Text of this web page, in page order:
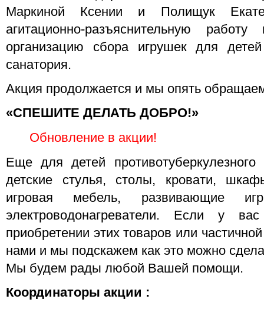
Маркиной Ксении и Полищук
агитационно-разъяснительную
организацию сбора игрушек для детей
санатория.
Акция продолжается и мы опять
«СПЕШИТЕ ДЕЛАТЬ ДОБРО!»
Обновление в акции!
Еще для детей
детские стулья, столы, кровати,
игровая мебель, развивающие
электроводонагреватели. Если у
приобретении этих товаров или
нами и мы подскажем как это можно
Мы будем рады любой Вашей помощи.
Координаторы акции :